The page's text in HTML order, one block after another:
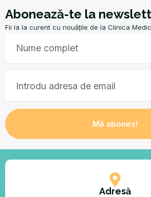
Abonează-te la
Fii la la curent cu nouățile de la Clinica
Mă abonez!
Adresă